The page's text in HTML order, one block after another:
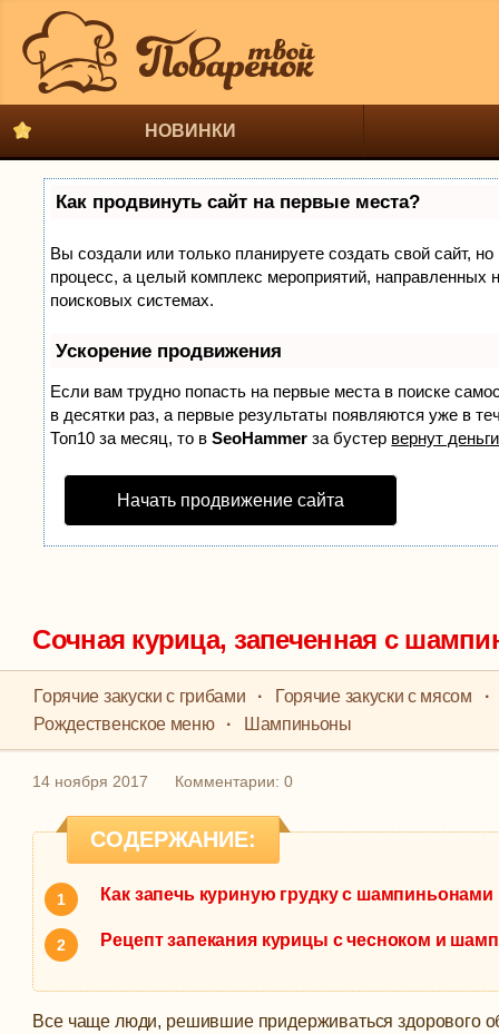
НОВИНКИ
Как продвинуть сайт на первые места?
Вы создали или только планируете создать свой сайт,
процесс, а целый комплекс мероприятий, направленных
поисковых системах.
Ускорение продвижения
Если вам трудно попасть на первые места в поиске
в десятки раз, а первые результаты появляются уже в
Топ10 за месяц, то вSeoHammer за бустер вернут
Начать продвижение сайта
Сочная курица, запеченная с
Горячие закуски с грибами · Горячие закуски с мясом
·
Рождественское меню
· Шампиньоны
14 ноября 2017 Комментарии: 0
СОДЕРЖАНИЕ:
Как запечь куриную грудку с
Рецепт запекания курицы с чесноком и
Все чаще люди, решившие придерживаться здорового